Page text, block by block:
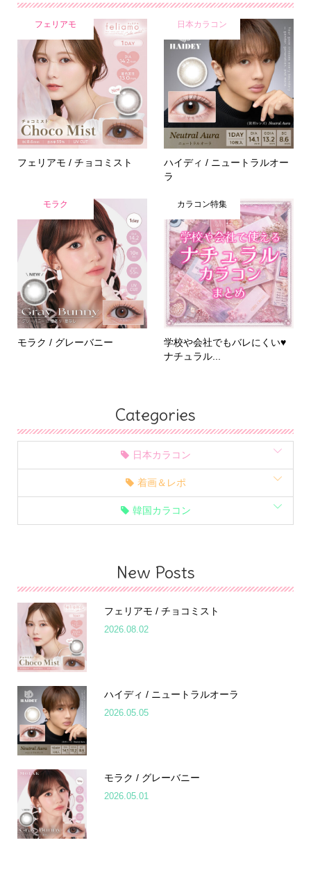
フェリアモ
フェリアモ / チョコミスト
日本カラコン
ハイディ / ニュートラルオー
ラ
モラク
モラク / グレーバニー
カラコン特集
学校や会社でもバレにくい♥
ナチュラル...
Categories
日本カラコン
着画＆レポ
韓国カラコン
New Posts
フェリアモ / チョコミスト
2026.08.02
ハイディ / ニュートラルオーラ
2026.05.05
モラク / グレーバニー
2026.05.01